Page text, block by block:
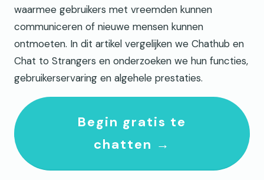
waarmee gebruikers met vreemden kunnen
communiceren of nieuwe mensen kunnen
ontmoeten. In dit artikel vergelijken we Chathub en
Chat to Strangers en onderzoeken we hun functies,
gebruikerservaring en algehele prestaties.
Begin gratis te
chatten →